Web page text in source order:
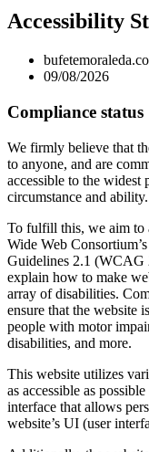
Accessibility
09/08/2026
Compliance status
We firmly believe that
to anyone, and are
accessible to the widest
circumstance and ability.
To fulfill this, we aim to
Wide Web
Guidelines 2.1 (WCAG
explain how to make
array of disabilities.
ensure that the website
people with motor
disabilities, and more.
This website utilizes
as accessible as
interface that allows
website’s UI (user